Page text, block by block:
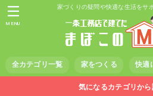
家づくりの疑問や快適な生活をサ
全カテゴリ一覧 家をつくる 快適
MENU
気になるカテゴリか